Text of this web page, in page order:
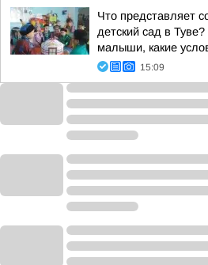
Что представляет
детский сад в
малыши, какие
15:09